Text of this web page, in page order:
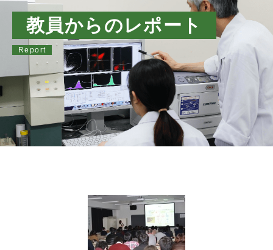
教員からのレポート
Report